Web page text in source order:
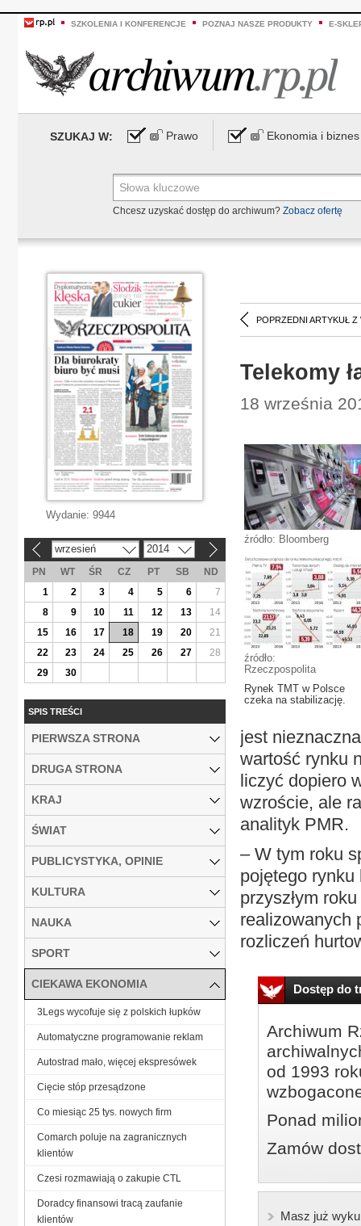
SZKOLENIA I KONFERENCJE POZNAJ NASZE PRODUKTY E-
SZUKAJ W: Prawo Ekonomia i biznes
Chcesz uzyskać dostęp do archiwum? Zobacz ofertę
POPRZEDNI ARTYKUŁ Z
Telekomy
18 września
źródło: Bloomberg
źródło:
Rzeczpospolita
Rynek TMT w Polsce
czeka na stabilizację.
jest
wartość rynku
liczyć dopiero
wzroście, ale
analityk PMR.
– W tym roku
pojętego rynku
przyszłym
realizowanych
rozliczeń
Dostęp do
Archiwum
od 1993
Ponad
Zamów
Masz już
Wydanie: 9944
wrzesień 2014
PN WT ŚR CZ PT SB
ND
1
2 3 4 5 6
7
8
9 10 11 12 13
14
15
16 17 18 19 20
21
22
23 24 25 26 27
28
29
30
SPIS TREŚCI
PIERWSZA STRONA
DRUGA STRONA
KRAJ
ŚWIAT
PUBLICYSTYKA, OPINIE
KULTURA
NAUKA
SPORT
CIEKAWA EKONOMIA
3Legs wycofuje się z polskich łupków
Automatyczne programowanie reklam
Autostrad mało, więcej ekspresówek
Cięcie stóp przesądzone
Co miesiąc 25 tys. nowych firm
Comarch poluje na zagranicznych
klientów
Czesi rozmawiają o zakupie CTL
Doradcy finansowi tracą zaufanie
klientów